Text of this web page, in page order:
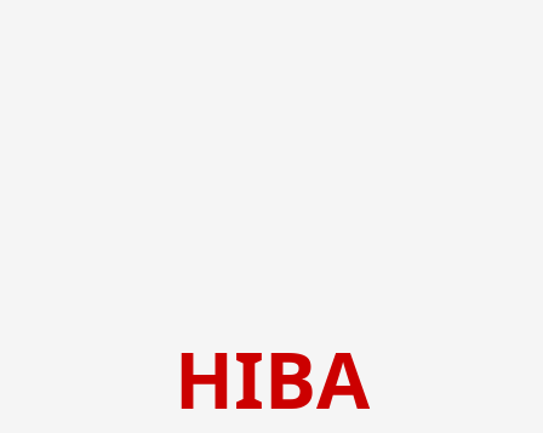
HIBA